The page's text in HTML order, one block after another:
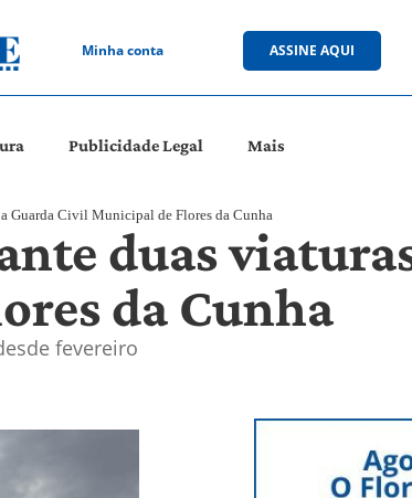
Minha conta ASSINE AQUI
Publicidade Legal Mais
a Guarda Civil Municipal de Flores da Cunha
duas
da Cunha
fevereiro